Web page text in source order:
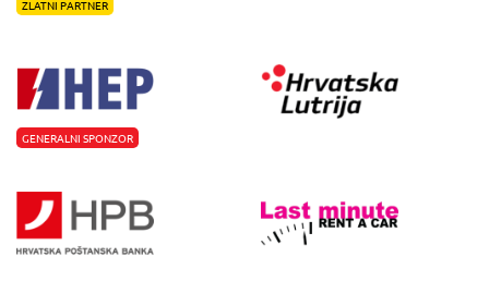
ZLATNI PARTNER
GENERALNI SPONZOR